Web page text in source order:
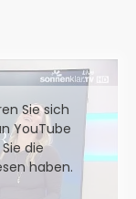
Sie sich
YouTube
die
haben.